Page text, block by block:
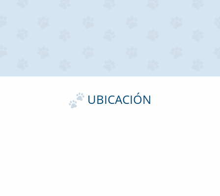
UBICACIÓN